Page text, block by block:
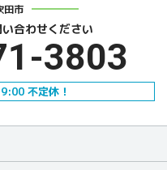
田市
い合わせください
3803
不定休！